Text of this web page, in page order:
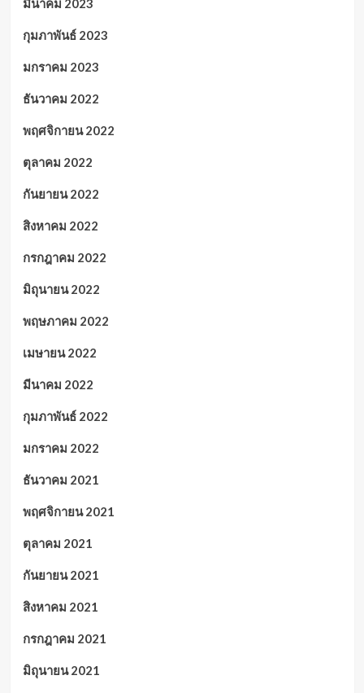
กุมภาพันธ์ 2023
มกราคม 2023
ธันวาคม 2022
พฤศจิกายน 2022
ตุลาคม 2022
กันยายน 2022
สิงหาคม 2022
กรกฎาคม 2022
มิถุนายน 2022
พฤษภาคม 2022
เมษายน 2022
มีนาคม 2022
กุมภาพันธ์ 2022
มกราคม 2022
ธันวาคม 2021
พฤศจิกายน 2021
ตุลาคม 2021
กันยายน 2021
สิงหาคม 2021
กรกฎาคม 2021
มิถุนายน 2021